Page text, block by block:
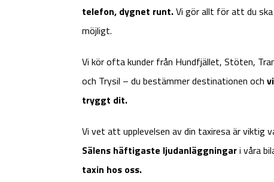
telefon, dygnet runt.Vi gör allt för att du
möjligt.
Vi kör ofta kunder från Hundfjället, Stöten,
och Trysil – du bestämmer destinationen och
tryggt dit.
Vi vet att upplevelsen av din taxiresa är viktig
Sälens häftigaste ljudanläggningari våra
taxin hos oss.